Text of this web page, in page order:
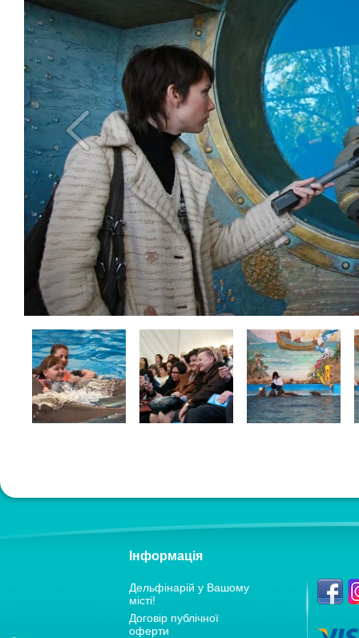
Інформація
Дельфiнарiй у Вашому
мiстi!
Договір публічної
оферти